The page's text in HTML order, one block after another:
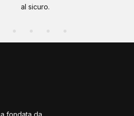
al sicuro.